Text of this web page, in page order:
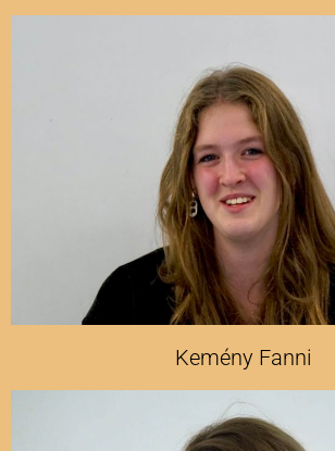
Kemény Fanni